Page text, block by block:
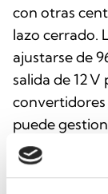
con otras
lazo cerrado.
ajustarse de
salida de 12
convertidores
puede
las centrales
alojar un